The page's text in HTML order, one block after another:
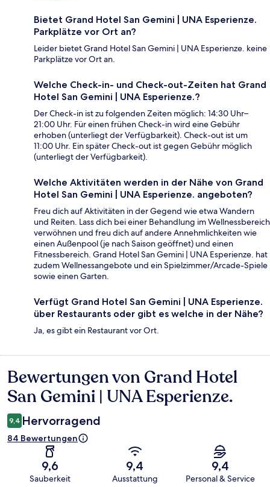
Bietet Grand Hotel San Gemini | UNA Esperienze.
Parkplätze vor Ort an?
Leider bietet Grand Hotel San Gemini | UNA Esperienze. keine
Parkplätze vor Ort an.
Welche Check-in- und Check-out-Zeiten hat Grand
Hotel San Gemini | UNA Esperienze.?
Der Check-in ist zu folgenden Zeiten möglich: 14:30 Uhr–
21:00 Uhr. Für einen frühen Check-in wird eine Gebühr
erhoben (unterliegt der Verfügbarkeit). Check-out ist um
11:00 Uhr. Ein später Check-out ist gegen Gebühr möglich
(unterliegt der Verfügbarkeit).
Welche Aktivitäten werden in der Nähe von Grand
Hotel San Gemini | UNA Esperienze. angeboten?
Freu dich auf Aktivitäten in der Gegend wie etwa Wandern
und Reiten. Lass dich bei einer Behandlung im Wellnessbereich
verwöhnen und freu dich auf andere Annehmlichkeiten wie
einen Außenpool (je nach Saison geöffnet) und einen
Fitnessbereich. Grand Hotel San Gemini | UNA Esperienze. hat
zudem Wellnessangebote und ein Spielzimmer/Arcade-Spiele
sowie einen Garten.
Verfügt Grand Hotel San Gemini | UNA Esperienze.
über Restaurants oder gibt es welche in der Nähe?
Ja, es gibt ein Restaurant vor Ort.
Bewertungen
Bewertungen von Grand Hotel
San Gemini | UNA Esperienze.
9,4 Hervorragend
84 Bewertungen
9,6
Sauberkeit
9,4
Ausstattung
9,4
Personal & Service